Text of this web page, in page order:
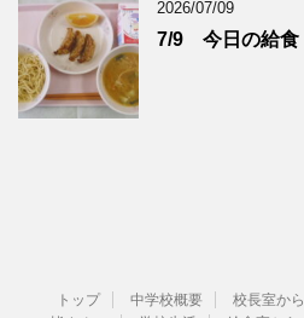
2026/07/09
7/9 今日の給食
トップ 中学校概要 校長室から